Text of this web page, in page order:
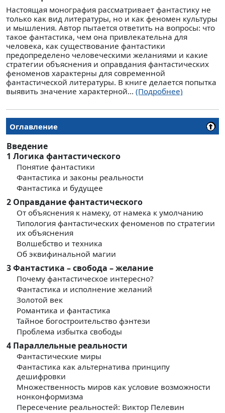
Настоящая монография рассматривает фантастику не
только как вид литературы, но и как феномен культуры
и мышления. Автор пытается ответить на вопросы: что
такое фантастика, чем она привлекательна для
человека, как существование фантастики
предопределено человеческими желаниями и какие
стратегии объяснения и оправдания фантастических
феноменов характерны для современной
фантастической литературы. В книге делается попытка
выявить значение характерной... (Подробнее)
Оглавление
Введение
1 Логика фантастического
Понятие фантастики
Фантастика и законы реальности
Фантастика и будущее
2 Оправдание фантастического
От объяснения к намеку, от намека к умолчанию
Типология фантастических феноменов по стратегии
их объяснения
Волшебство и техника
Об эквифинальной магии
3Фантастика – свобода – желание
Почему фантастическое интересно?
Фантастика и исполнение желаний
Золотой век
Романтика и фантастика
Тайное богостроительство фэнтези
Проблема избытка свободы
4 Параллельные реальности
Фантастические миры
Фантастика как альтернатива принципу
дешифровки
Множественность миров как условие возможности
нонконформизма
Пересечение реальностей: Виктор Пелевин